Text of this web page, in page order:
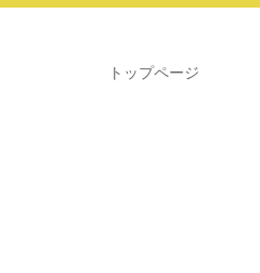
トップページ